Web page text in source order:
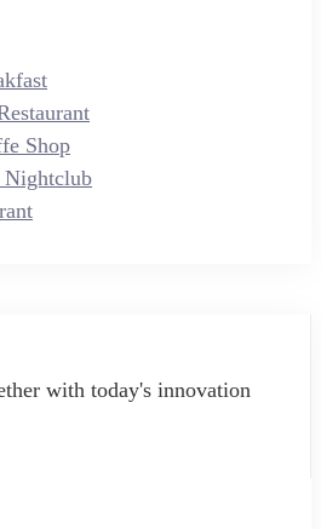
Shop
Nightclub
with today's innovation